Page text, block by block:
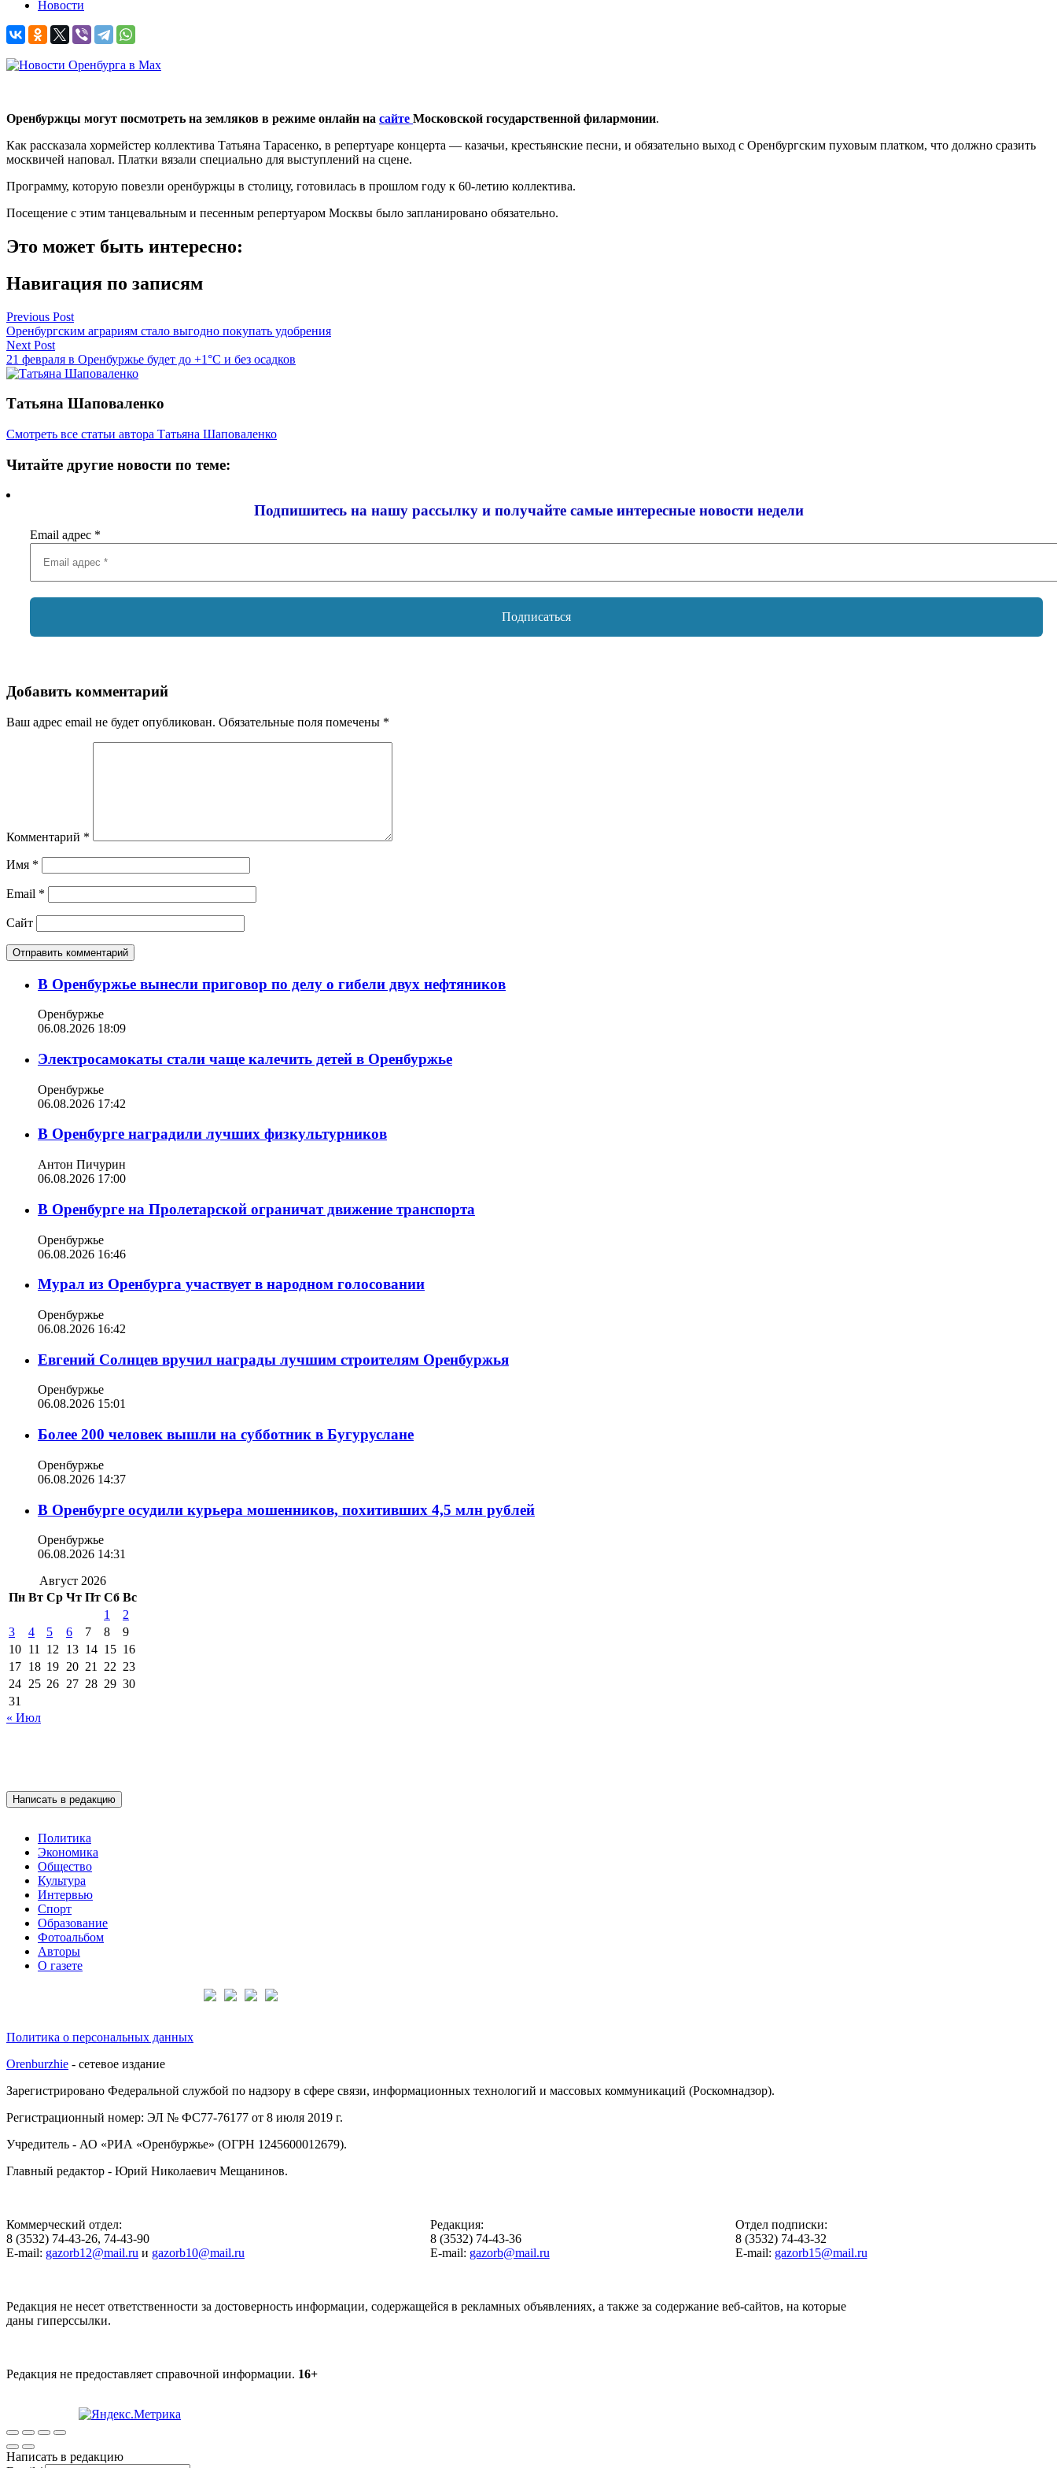
Новости
Оренбуржцы могут посмотреть на земляков в режиме онлайн на сайте Московской государственной филармонии.
Как рассказала хормейстер коллектива Татьяна Тарасенко, в репертуаре концерта — казачьи, крестьянские песни, и обязательно выход с Оренбургским пуховым платком, что должно сразить
москвичей наповал. Платки вязали специально для выступлений на сцене.
Программу, которую повезли оренбуржцы в столицу, готовилась в прошлом году к 60-летию коллектива.
Посещение с этим танцевальным и песенным репертуаром Москвы было запланировано обязательно.
Это может быть интересно:
Навигация по записям
Previous Post
Оренбургским аграриям стало выгодно покупать удобрения
Next Post
21 февраля в Оренбуржье будет до +1°C и без осадков
Татьяна Шаповаленко
Смотреть все статьи автора Татьяна Шаповаленко
Читайте другие новости по теме:
Подпишитесь на нашу рассылку и получайте самые интересные новости недели
Email адрес *
Добавить комментарий
Ваш адрес email не будет опубликован. Обязательные поля помечены *
Комментарий *
Имя *
Email *
Сайт
В Оренбуржье вынесли приговор по делу о гибели двух нефтяников
Оренбуржье
06.08.2026 18:09
Электросамокаты стали чаще калечить детей в Оренбуржье
Оренбуржье
06.08.2026 17:42
В Оренбурге наградили лучших физкультурников
Антон Пичурин
06.08.2026 17:00
В Оренбурге на Пролетарской ограничат движение транспорта
Оренбуржье
06.08.2026 16:46
Мурал из Оренбурга участвует в народном голосовании
Оренбуржье
06.08.2026 16:42
Евгений Солнцев вручил награды лучшим строителям Оренбуржья
Оренбуржье
06.08.2026 15:01
Более 200 человек вышли на субботник в Бугуруслане
Оренбуржье
06.08.2026 14:37
В Оренбурге осудили курьера мошенников, похитивших 4,5 млн рублей
Оренбуржье
06.08.2026 14:31
Август 2026
Пн Вт Ср Чт Пт Сб Вс
1
2
3
4 5 6 7 8
9
10 11 12 13 14 15 16
17 18 19 20 21 22 23
24 25 26 27 28 29 30
31
« Июл
Написать в редакцию
Политика
Экономика
Общество
Культура
Интервью
Спорт
Образование
Фотоальбом
Авторы
О газете
Политика о персональных данных
Orenburzhie - сетевое издание
Зарегистрировано Федеральной службой по надзору в сфере связи, информационных технологий и массовых коммуникаций (Роскомнадзор).
Регистрационный номер: ЭЛ № ФС77-76177 от 8 июля 2019 г.
Учредитель - АО «РИА «Оренбуржье» (ОГРН 1245600012679).
Главный редактор - Юрий Николаевич Мещанинов.
Коммерческий отдел:
8 (3532) 74-43-26, 74-43-90
E-mail: gazorb12@mail.ru и gazorb10@mail.ru
Редакция:
8 (3532) 74-43-36
E-mail: gazorb@mail.ru
Отдел подписки:
8 (3532) 74-43-32
E-mail: gazorb15@mail.ru
Редакция не несет ответственности за достоверность информации, содержащейся в рекламных объявлениях, а также за содержание веб-сайтов, на которые
даны гиперссылки.
Редакция не предоставляет справочной информации. 16+
Написать в редакцию